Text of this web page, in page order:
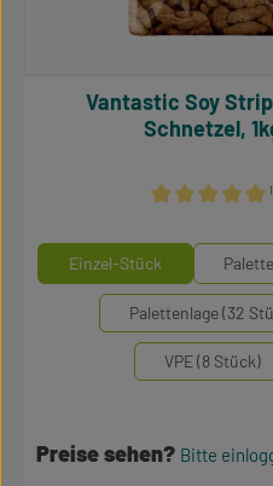
¹
Vantastic Soy Strips, Soja
Schnetzel,
Mengeneinheiten
Einzel-Stück
Palettenlage (32
VPE (8 Stück)
Preise sehen? Bitte